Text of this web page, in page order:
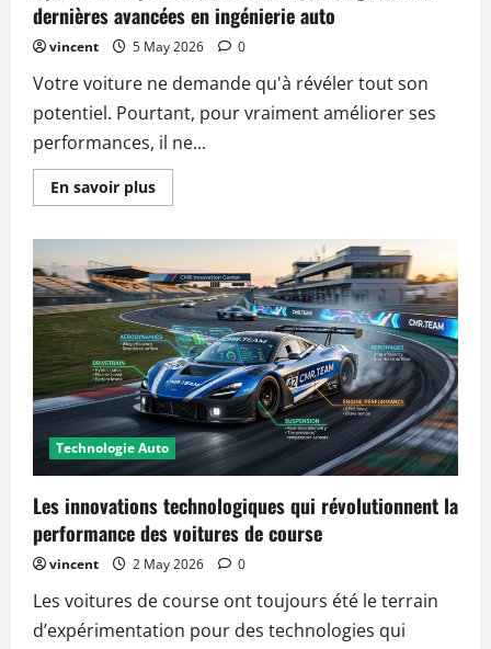
dernières avancées en ingénierie auto
vincent 5 May 2026 0
Votre voiture ne demande qu'à révéler tout son
potentiel. Pourtant, pour vraiment améliorer ses
performances, il ne...
En savoir plusRead
more
puissance
de
votre
voiture
grâce
aux
dernières
avancées
en
ingénierie
auto
Technologie Auto
Les innovations technologiques qui révolutionnent la
performance des voitures de course
vincent 2 May 2026 0
Les voitures de course ont toujours été le terrain
d’expérimentation pour des technologies qui